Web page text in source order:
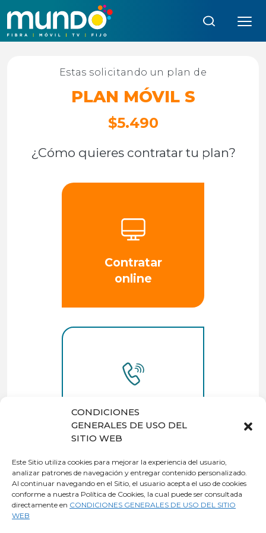
CONDICIONES
GENERALES DE USO DEL
SITIO WEB
Este Sitio utiliza cookies para mejorar la experiencia del usuario,
analizar patrones de navegación y entregar contenido personalizado.
Al continuar navegando en el Sitio, el usuario acepta el uso de cookies
conforme a nuestra Política de Cookies, la cual puede ser consultada
directamente en CONDICIONES GENERALES DE USO DEL SITIO
WEB
Estas solicitando un plan de
PLAN MÓVIL S
$5.490
¿Cómo quieres contratar tu plan?
Contratar
online
Quiero que me
llamen
o también
contrata